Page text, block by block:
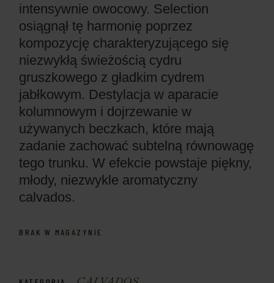
intensywnie owocowy. Selection
osiągnął tę harmonię poprzez
kompozycję charakteryzującego się
niezwykłą świeżością cydru
gruszkowego z gładkim cydrem
jabłkowym. Destylacja w aparacie
kolumnowym i dojrzewanie w
używanych beczkach, które mają
zadanie zachować subtelną równowagę
tego trunku. W efekcie powstaje piękny,
młody, niezwykle aromatyczny
calvados.
BRAK W MAGAZYNIE